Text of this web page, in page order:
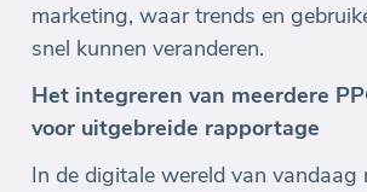
marketing, waar trends en
snel kunnen veranderen.
Het integreren van meerdere
voor uitgebreide rapportage
In de digitale wereld van vandaag